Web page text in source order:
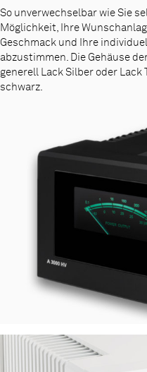
So unverwechselbar wie Sie
Möglichkeit, Ihre
Geschmack und Ihre
abzustimmen. Die Gehäuse
generell Lack Silber oder
schwarz.
HV Individual